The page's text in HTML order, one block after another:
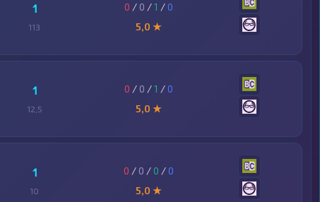
1
113
0 / 0 /1 /0
5,0 ★
1
12,5
0 / 0 /1 /0
5,0 ★
1
10
0 / 0 / 0 /0
5,0 ★